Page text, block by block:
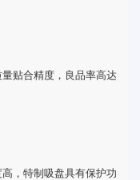
贴合精度，良品率高达
，特制吸盘具有保护功